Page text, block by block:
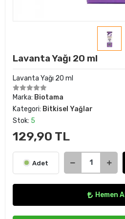
Lavanta Yağı 20 ml
Lavanta Yağı 20 ml
Marka: Biotama
Kategori: Bitkisel Yağlar
Stok: 5
129,90 TL
Adet
Hemen Al